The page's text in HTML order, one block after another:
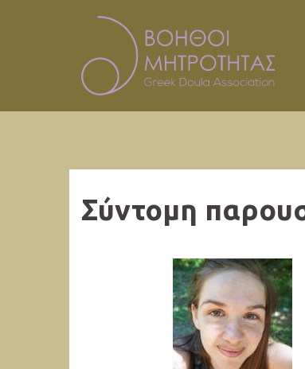
Σύντομη